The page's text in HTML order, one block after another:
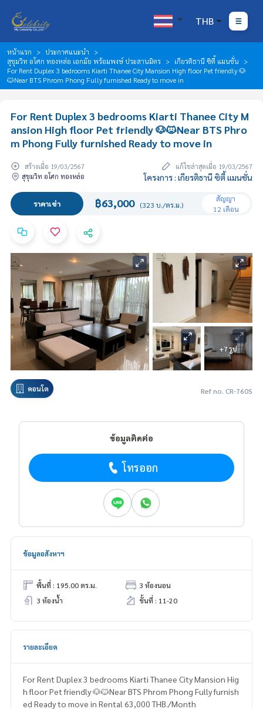
THB
หน้าแรก
ประกาศแนะนำ
สุขุมวิท อโศก ทองหล่อ เอกมัย พร้อมพงษ์ ประสานมิตร
เกียรติธานี ซิตี้ แมนชั่น
For Rent Duplex 3 bedrooms Kiarti Thanee City Mansion High floor Pet friendly 🐶
🐱Near BTS Phrom Phong Fully furnished Ready to move in
For Rent Duplex 3 bedrooms Kiarti Thanee City M
ansion High floor Pet friendly 🐶🐱Near BTS Phro
m Phong Fully furnished Ready to move in
สร้างเมื่อ 19/03/2567
แก้ไขล่าสุดเมื่อ 19/03/2567
สุขุมวิท อโศก ทองหล่อ
โครงการ : เกียรติธานี ซิตี้ แมนชั่น
ราคาเช่า ฿63,000 (323 บ./ตร.ม.)
สัญญา
12 เดือน
+7 รูป
คอนโด Ref no. CR-760S
ข้อมูลติดต่อ
โทรออก
ข้อมูลอสังหาฯ
พื้นที่ : 195.00 ตร.ม.
3 ห้องนอน
3 ห้องน้ำ
ชั้นที่ : 11-20
รายละเอียด
For Rent Duplex 3 bedrooms Kiarti Thanee City Mansion Hig
h floor Pet friendly 🐶🐱Near BTS Phrom Phong Fully furnish
ed Ready to move in Rental 63,000 THB./Month